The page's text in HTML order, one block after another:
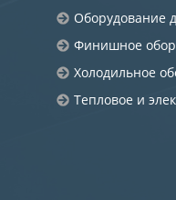
Оборудование
Финишное
Холодильное
Тепловое и